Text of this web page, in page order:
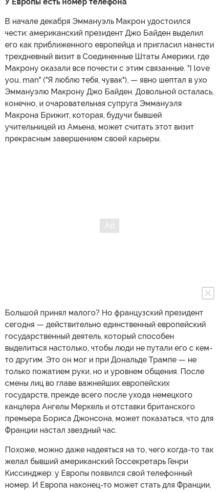
В начале декабря Эммануэль Макрон удостоился
чести: американский президент Джо Байден выделил
его как приближенного европейца и пригласил нанести
трехдневный визит в Соединенные Штаты Америки, где
Макрону оказали все почести с этим связанные. "I love
you, man" ("Я люблю тебя, чувак"), — явно шептал в ухо
Эммануэлю Макрону Джо Байден. Довольной осталась,
конечно, и очаровательная супруга Эммануэля
Макрона Брижит, которая, будучи бывшей
учительницей из Амьена, может считать этот визит
прекрасным завершением своей карьеры.
Большой принял малого? Но французский президент
сегодня — действительно единственный европейский
государственный деятель, который способен
выделиться настолько, чтобы люди не путали его с кем-
то другим. Это он мог и при Дональде Трампе — не
только пожатием руки, но и уровнем общения. После
смены лиц во главе важнейших европейских
государств, прежде всего после ухода немецкого
канцлера Ангелы Меркель и отставки британского
премьера Бориса Джонсона, может показаться, что для
Франции настал звездный час.
Похоже, можно даже надеяться на то, чего когда-то так
желал бывший американский Госсекретарь Генри
Киссинджер: у Европы появился свой телефонный
номер. И Европа наконец-то может стать для Франции,